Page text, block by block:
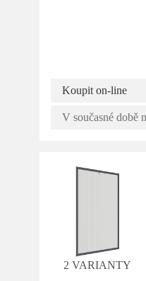
Koupit on-line
V současné době
2 VARIANTY